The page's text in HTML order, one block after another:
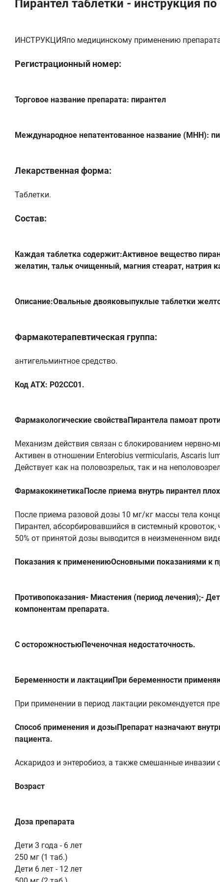
Пирантел таблетки - инструкция
ИНСТРУКЦИЯпо медицинскому применению
Регистрационный номер:
Торговое название препарата: пирантел
Международное непатентованное название (МНН):
Лекарственная форма:
Таблетки.
Состав:
Каждая таблетка содержит:Активное вещество
желатин, тальк очищенный, магния стеарат, натрия
Описание:Овальные двояковыпуклые таблетки
Фармакотерапевтическая группа:
антигельминтное средство.
Код АТХ: Р02СС01.
Фармакологические свойстваПирантела памоат
Механизм действия связан с блокированием
Активен в отношении Enterobius vermicularis, Ascaris
Действует как на половозрелых, так и на
ФармакокинетикаПосле приема внутрь пирантел
После приема разовой дозы 10 мг/кг массы тела
Пирантел, абсорбировавшийся в системный
50% от принятой дозы выводится в неизмененном
Показания к применениюОсновными показаниями к
Противопоказания- Миастения (период лечения);-
компонентам препарата.
С осторожностьюПеченочная недостаточность.
Беременности и лактацииПри беременности
При применении в период лактации рекомендуется
Способ применения и дозыПрепарат назначают
пациента.
Аскаридоз и энтеробиоз, а также смешанные инвазии
Возраст
Доза препарата
Дети 3 года - 6 лет
250 мг (1 таб.)
Дети 6 лет - 12 лет